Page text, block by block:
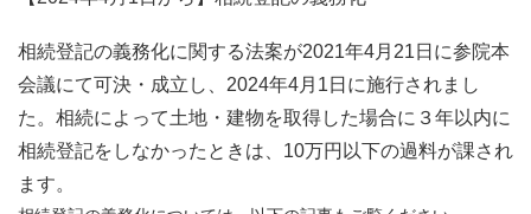
相続登記の義務化に関する法案が2021年4月21日に参院本
会議にて可決・成立し、2024年4月1日に施行されまし
た。相続によって土地・建物を取得した場合に３年以内に
相続登記をしなかったときは、10万円以下の過料が課され
ます。